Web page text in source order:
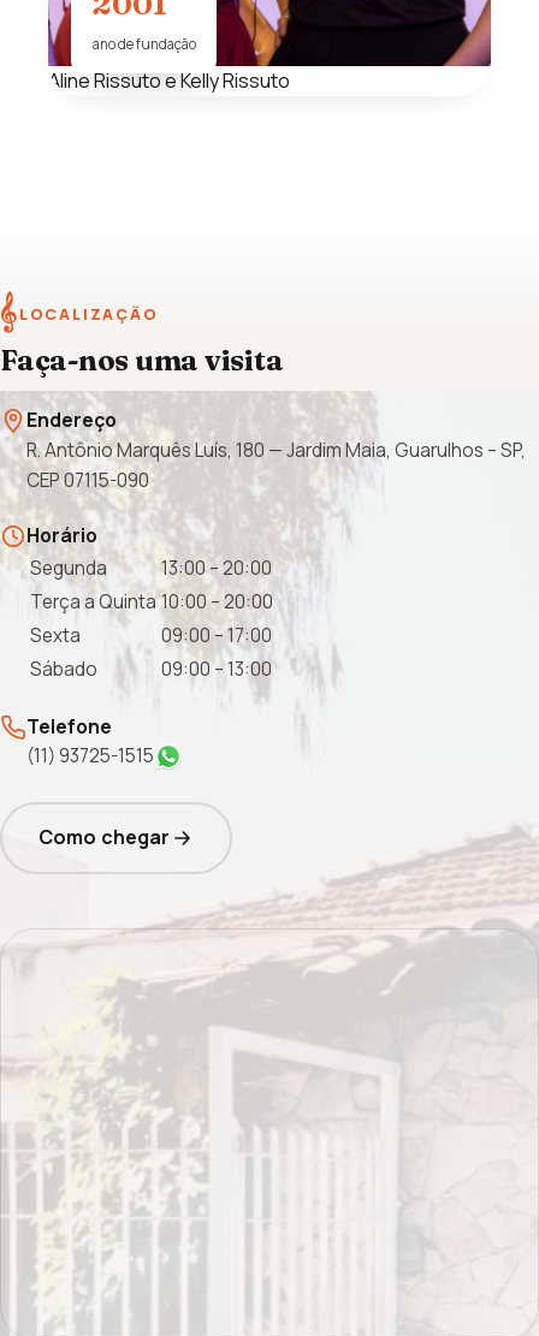
ano de fundação
Aline Rissuto e Kelly Rissuto
𝄞LOCALIZAÇÃO
Faça-nos uma visita
Endereço
R. Antônio Marquês Luís, 180 — Jardim Maia, Guarulhos – SP,
CEP 07115-090
Horário
Segunda
13:00 – 20:00
Terça a Quinta10:00 – 20:00
Sexta
09:00 – 17:00
Sábado
09:00 – 13:00
Telefone
(11) 93725-1515
Como chegar